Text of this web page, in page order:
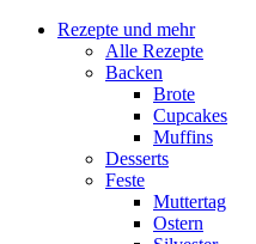
Rezepte und mehr
Alle Rezepte
Backen
Brote
Cupcakes
Muffins
Desserts
Feste
Muttertag
Ostern